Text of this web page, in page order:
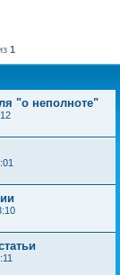
1
"о неполноте"